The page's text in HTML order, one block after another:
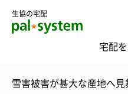
生協の宅配
宅配
雪害被害が甚大な産地へ